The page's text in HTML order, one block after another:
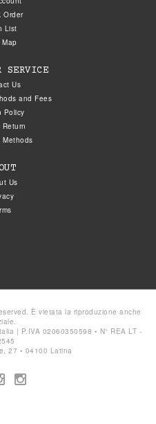
Order
List
SERVICE
Us
and Fees
Policy
Return
Methods
Us
È vietata la riproduzione anche
| P.IVA 02060350598 • N° REA LT -
27 • 04100 Latina